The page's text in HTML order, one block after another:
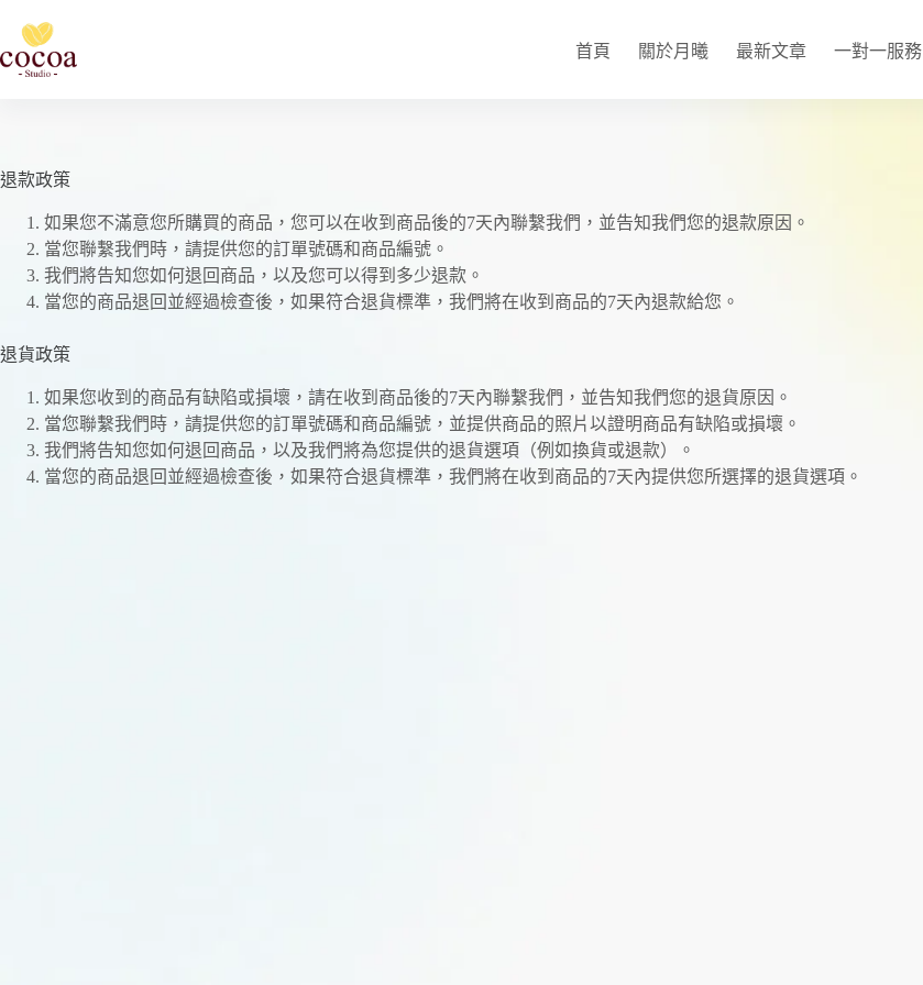
主
首頁 關於月曦 最新文章 一對一服務
退款政策
如果您不滿意您所購買的商品，您可以在收到商品後的7天內聯繫我們，並告知我們您的退款原因。
當您聯繫我們時，請提供您的訂單號碼和商品編號。
我們將告知您如何退回商品，以及您可以得到多少退款。
當您的商品退回並經過檢查後，如果符合退貨標準，我們將在收到商品的7天內退款給您。
退貨政策
如果您收到的商品有缺陷或損壞，請在收到商品後的7天內聯繫我們，並告知我們您的退貨原因。
當您聯繫我們時，請提供您的訂單號碼和商品編號，並提供商品的照片以證明商品有缺陷或損壞。
我們將告知您如何退回商品，以及我們將為您提供的退貨選項（例如換貨或退款）。
當您的商品退回並經過檢查後，如果符合退貨標準，我們將在收到商品的7天內提供您所選擇的退貨選項。